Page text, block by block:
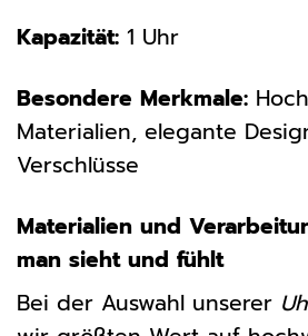
Kapazität: 1 Uhr
Besondere Merkmale:
Materialien, elegante
Verschlüsse
Materialien und
man sieht und fühlt
Bei der Auswahl unserer